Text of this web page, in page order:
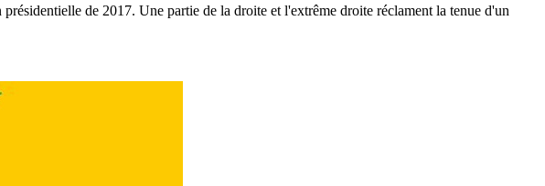
de 2017. Une partie de la droite et l'extrême droite réclament la tenue d'un